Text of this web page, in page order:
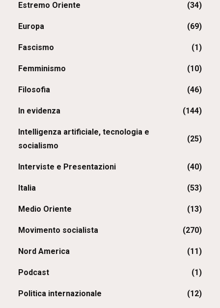
Estremo Oriente (34)
Europa (69)
Fascismo (1)
Femminismo (10)
Filosofia (46)
In evidenza (144)
Intelligenza artificiale, tecnologia e
socialismo
(25)
Interviste e Presentazioni (40)
Italia (53)
Medio Oriente (13)
Movimento socialista (270)
Nord America (11)
Podcast (1)
Politica internazionale (12)